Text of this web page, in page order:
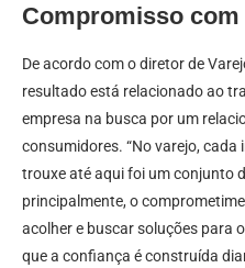
Compromisso
De acordo com o diretor de
resultado está relacionado ao
empresa na busca por um
consumidores. “No varejo,
trouxe até aqui foi um conjunto
principalmente, o
acolher e buscar soluções para
que a confiança é construída